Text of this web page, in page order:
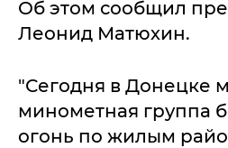
Об этом сообщил
Леонид Матюхин.
"Сегодня в Донецке
минометная группа
огонь по жилым